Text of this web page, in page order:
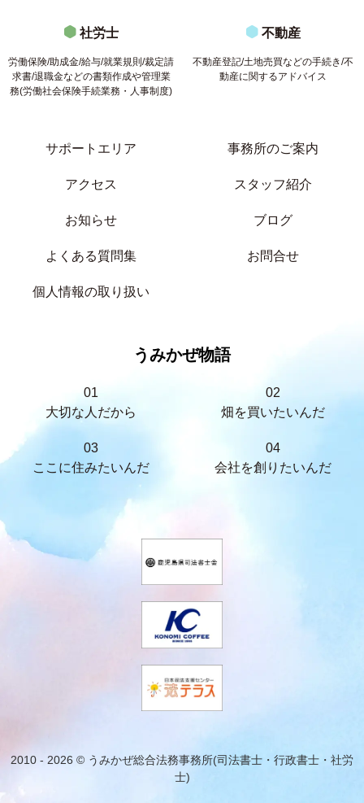
社労士
労働保険/助成金/給与/就業規則/裁定請
求書/退職金などの書類作成や管理業
務(労働社会保険手続業務・人事制度)
不動産
不動産登記/土地売買などの手続き/不
動産に関するアドバイス
サポートエリア 事務所のご案内
アクセス スタッフ紹介
お知らせ ブログ
よくある質問集 お問合せ
個人情報の取り扱い
うみかぜ物語
01
大切な人だから
02
畑を買いたいんだ
03
ここに住みたいんだ
04
会社を創りたいんだ
2010 - 2026 © うみかぜ総合法務事務所(司法書士・行政書士・社労
士)